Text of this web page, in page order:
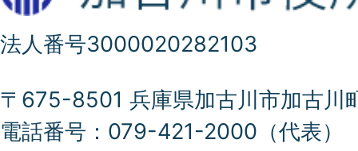
法人番号3000020282103
〒675-8501 兵庫県加古川市加古川
電話番号：079-421-2000（代表）